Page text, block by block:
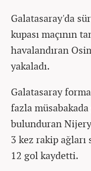
Galatasaray'da
kupası maçının
havalandıran
yakaladı.
Galatasaray
fazla
bulunduran
3 kez rakip ağları
12 gol kaydetti.